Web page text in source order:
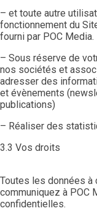
– et toute autre
fonctionnement du
fourni par POC Media.
– Sous réserve de
nos sociétés et
adresser des
et évènements
publications)
– Réaliser des
3.3 Vos droits
Toutes les données à
communiquez à POC
confidentielles.